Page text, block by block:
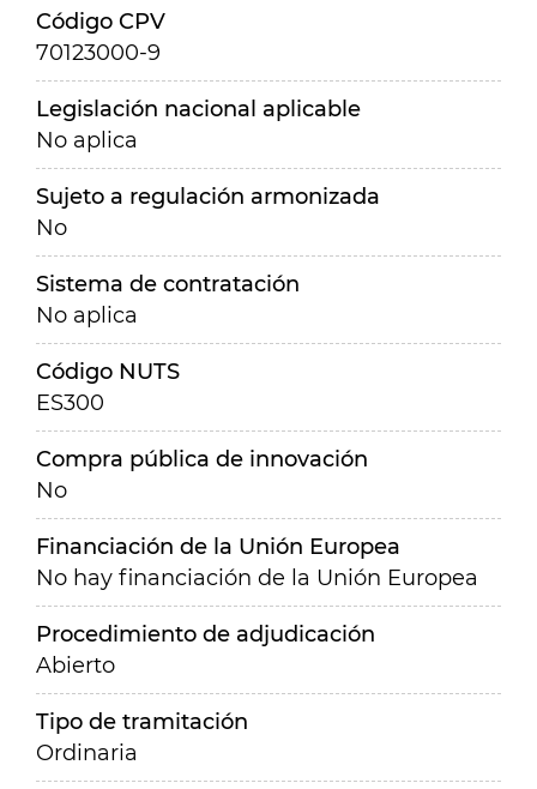
Código CPV
70123000-9
Legislación nacional aplicable
No aplica
Sujeto a regulación armonizada
No
Sistema de contratación
No aplica
Código NUTS
ES300
Compra pública de innovación
No
Financiación de la Unión Europea
No hay financiación de la Unión Europea
Procedimiento de adjudicación
Abierto
Tipo de tramitación
Ordinaria